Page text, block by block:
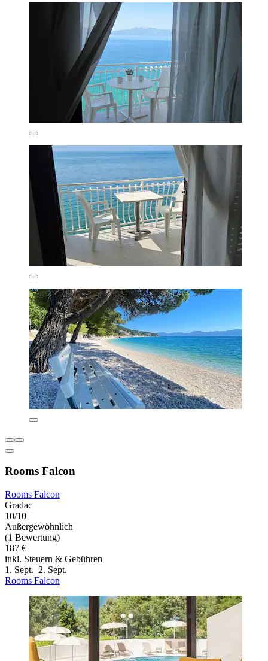
Rooms Falcon
Rooms Falcon
Gradac
10/10
Außergewöhnlich
(1 Bewertung)
187 €
inkl. Steuern & Gebühren
1. Sept.–2. Sept.
Rooms Falcon